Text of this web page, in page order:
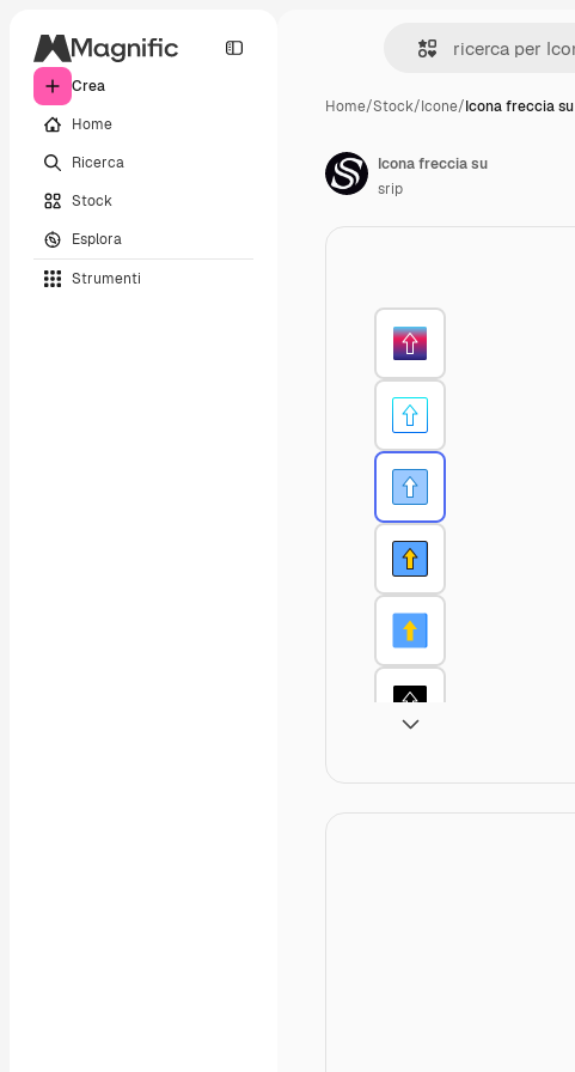
Crea
Home
Ricerca
Stock
Esplora
Strumenti
Home/Stock/Icone/Icona freccia su
Icona freccia su
srip